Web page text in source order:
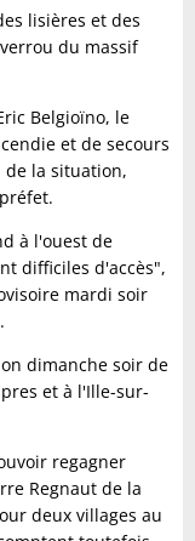
lisières et des
du massif
Belgioïno, le
et de secours
de la situation,
à l'ouest de
difficiles d'accès",
mardi soir
dimanche soir de
et à l'Ille-sur-
regagner
Regnaut de la
deux villages au